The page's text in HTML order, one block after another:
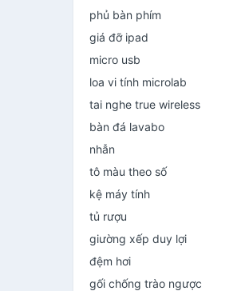
phủ bàn phím
giá đỡ ipad
micro usb
loa vi tính microlab
tai nghe true wireless
bàn đá lavabo
nhẫn
tô màu theo số
kệ máy tính
tủ rượu
giường xếp duy lợi
đệm hơi
gối chống trào ngược